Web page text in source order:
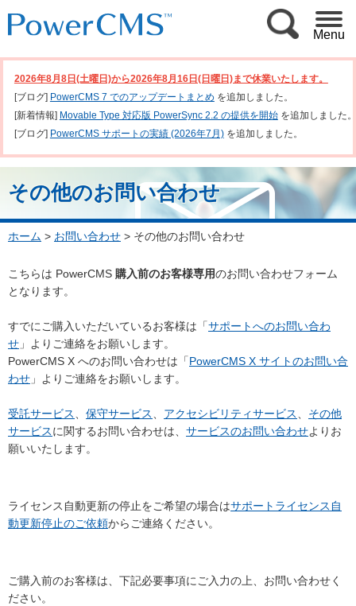
Menu
2026年8月8日(土曜日)から2026年8月16日(日曜日)まで休業いたします。
[ブログ] PowerCMS 7 でのアップデートまとめ を追加しました。
[新着情報] Movable Type 対応版 PowerSync 2.2 の提供を開始を追加しました。
[ブログ] PowerCMS サポートの実績 (2026年7月)を追加しました。
その他のお問い合わせ
ホーム > お問い合わせ > その他のお問い合わせ
こちらは PowerCMS 購入前のお客様専用のお問い合わせフォーム
となります。
すでにご購入いただいているお客様は「サポートへのお問い合わ
せ 」よりご連絡をお願いします。
PowerCMS X へのお問い合わせは「PowerCMS X サイトのお問い合
わせ 」よりご連絡をお願いします。
受託サービス 保守サービス アクセシビリティサービス
その他
サービスに関するお問い合わせは、 サービスのお問い合わせよりお
願いいたします。
ライセンス自動更新の停止をご希望の場合はサポートライセンス自
動更新停止のご依頼からご連絡ください。
ご購入前のお客様は、下記必要事項にご入力の上、お問い合わせく
ださい。